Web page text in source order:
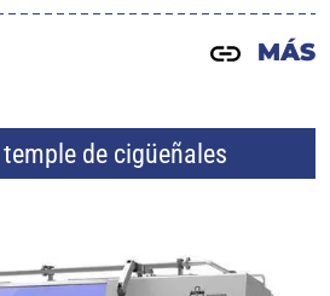
MÁS
de cigüeñales